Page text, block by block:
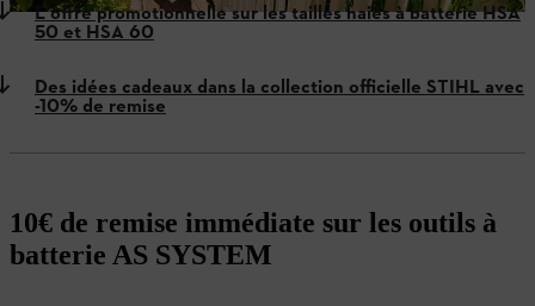
L'offre promotionnelle sur les tailles haies à batterie HSA
50 et HSA 60
Des idées cadeaux dans la collection officielle STIHL avec
-10% de remise
10€ de remise immédiate sur les outils à
batterie AS SYSTEM